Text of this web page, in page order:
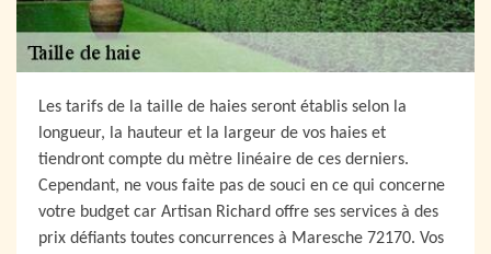
Les tarifs de la taille de haies seront établis selon la
longueur, la hauteur et la largeur de vos haies et
tiendront compte du mètre linéaire de ces derniers.
Cependant, ne vous faite pas de souci en ce qui concerne
votre budget car Artisan Richard offre ses services à des
prix défiants toutes concurrences à Maresche 72170. Vos